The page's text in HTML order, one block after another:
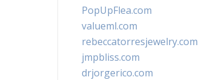
PopUpFlea.com
valueml.com
rebeccatorresjewelry.com
jmpbliss.com
drjorgerico.com